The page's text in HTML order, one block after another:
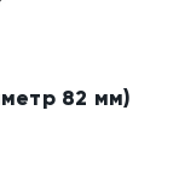
82 мм)